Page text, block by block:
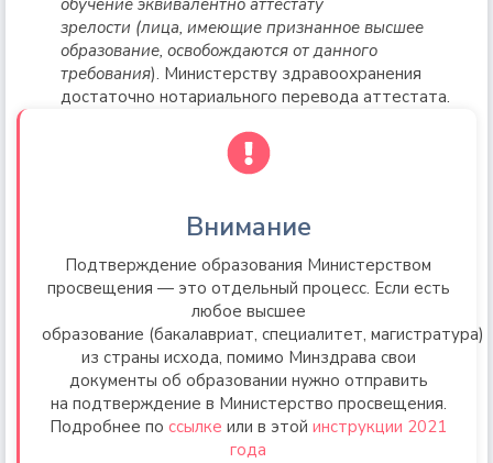
обучение эквивалентно аттестату
зрелости (лица, имеющие признанное высшее
образование, освобождаются от данного
требования). Министерству здравоохранения
достаточно нотариального перевода аттестата.
Внимание
Подтверждение образования Министерством
просвещения — это отдельный процесс. Если есть
любое высшее
образование (бакалавриат, специалитет, магистратура)
из страны исхода, помимо Минздрава свои
документы об образовании нужно отправить
на подтверждение в Министерство просвещения.
Подробнее по ссылке или в этой инструкции 2021
года